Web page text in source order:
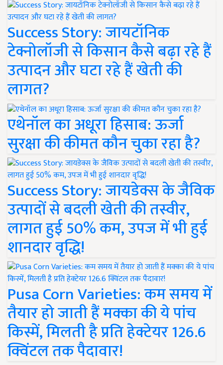
Success Story: जायटॉनिक
टेक्नोलॉजी से किसान कैसे बढ़ा रहे हैं
उत्पादन और घटा रहे हैं खेती की
लागत?
एथेनॉल का अधूरा हिसाब: ऊर्जा
सुरक्षा की कीमत कौन चुका रहा है?
Success Story: जायडेक्स के जैविक
उत्पादों से बदली खेती की तस्वीर,
लागत हुई 50% कम, उपज में भी हुई
शानदार वृद्धि!
Pusa Corn Varieties: कम समय में
तैयार हो जाती हैं मक्का की ये पांच
किस्में, मिलती है प्रति हेक्टेयर 126.6
क्विंटल तक पैदावार!